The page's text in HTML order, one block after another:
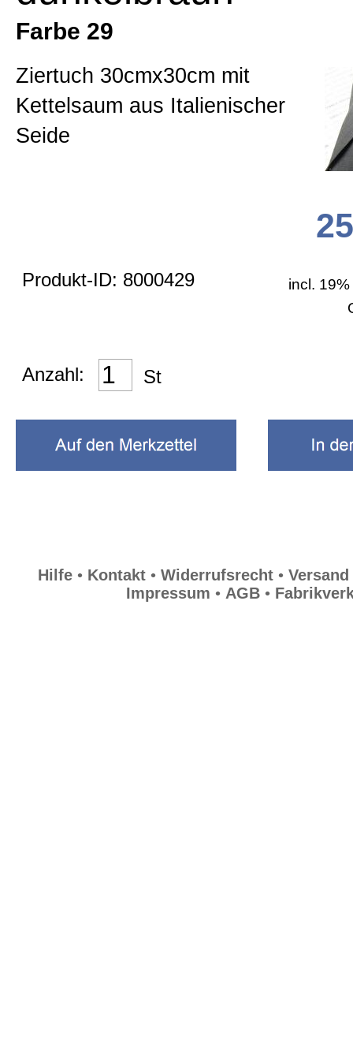
Beratung
Dessins
Schleifen
Kummerbunde
Über uns
Zur Kasse gehen
Mein Konto
Farbe 29
Ziertuch 30cmx30cm mit
Kettelsaum aus Italienischer
Seide
Produkt-ID: 8000429
incl.
Anzahl: St
Hilfe• Kontakt• Widerrufsrecht• Versand
Impressum • AGB •